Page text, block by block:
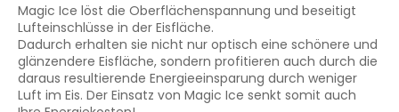
Magic Ice löst die Oberflächenspannung und beseitigt
Lufteinschlüsse in der Eisfläche.
Dadurch erhalten sie nicht nur optisch eine schönere und
glänzendere Eisfläche, sondern profitieren auch durch die
daraus resultierende Energieeinsparung durch weniger
Luft im Eis. Der Einsatz von Magic Ice senkt somit auch